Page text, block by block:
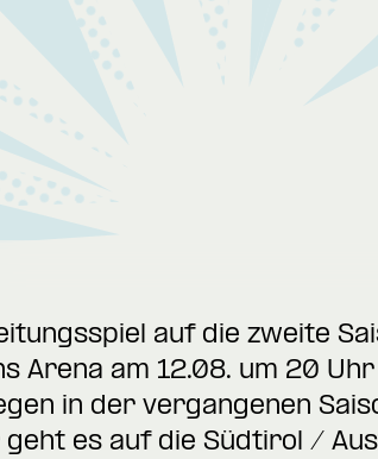
auf die zweite
Arena am 12.08. um 20
in der vergangenen
es auf die Südtirol /